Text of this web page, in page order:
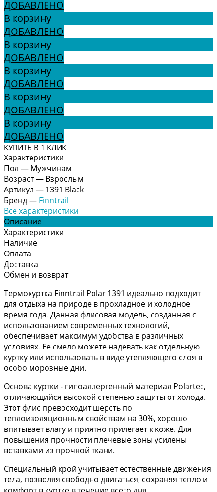
ДОБАВЛЕНО
В корзину
ДОБАВЛЕНО
В корзину
ДОБАВЛЕНО
В корзину
ДОБАВЛЕНО
В корзину
ДОБАВЛЕНО
В корзину
ДОБАВЛЕНО
КУПИТЬ В 1 КЛИК
Характеристики
Пол — Мужчинам
Возраст— Взрослым
Артикул — 1391 Black
Бренд— Finntrail
Все характеристики
Описание
Характеристики
Наличие
Оплата
Доставка
Обмен и возврат
Термокуртка Finntrail Polar 1391 идеально подходит
для отдыха на природе в прохладное и холодное
время года. Данная флисовая модель, созданная с
использованием современных технологий,
обеспечивает максимум удобства в различных
условиях. Ее смело можете надевать как отдельную
куртку или использовать в виде утепляющего слоя в
особо морозные дни.
Основа куртки - гипоаллергенный материал Polartec,
отличающийся высокой степенью защиты от холода.
Этот флис превосходит шерсть по
теплоизоляционным свойствам на 30%, хорошо
впитывает влагу и приятно прилегает к коже. Для
повышения прочности плечевые зоны усилены
вставками из прочной ткани.
Специальный крой учитывает естественные движения
тела, позволяя свободно двигаться, сохраняя тепло и